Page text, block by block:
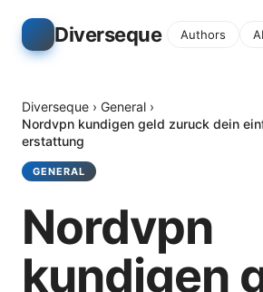
Diverseque Authors
Diverseque › General ›
Nordvpn kundigen geld zuruck dein
erstattung
GENERAL
Nordvpn
kundigen